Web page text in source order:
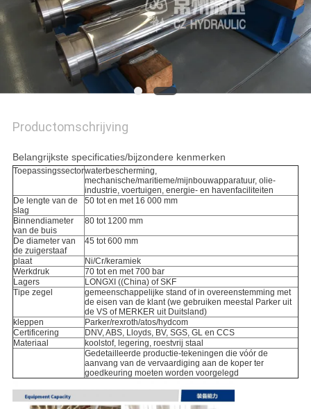
Productomschrijving
Belangrijkste specificaties/bijzondere kenmerken
Toepassingssectorwaterbescherming,
mechanische/maritieme/mijnbouwapparatuur, olie-
industrie, voertuigen, energie- en havenfaciliteiten
De lengte van de
slag
50 tot en met 16 000 mm
Binnendiameter
van de buis
80 tot 1200 mm
De diameter van
de zuigerstaaf
45 tot 600 mm
plaat
Ni/Cr/keramiek
Werkdruk
70 tot en met 700 bar
Lagers
LONGXI ((China) of SKF
Tipe zegel
gemeenschappelijke stand of in overeenstemming met
de eisen van de klant (we gebruiken meestal Parker uit
de VS of MERKER uit Duitsland)
kleppen
Parker/rexroth/atos/hydcom
Certificering
DNV, ABS, Lloyds, BV, SGS, GL en CCS
Materiaal
koolstof, legering, roestvrij staal
Gedetailleerde productie-tekeningen die vóór de
aanvang van de vervaardiging aan de koper ter
goedkeuring moeten worden voorgelegd